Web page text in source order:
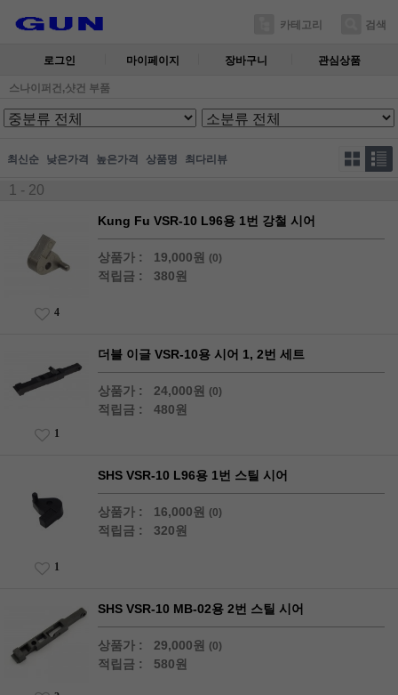
카테고리 검색
로그인 마이페이지 장바구니 관심상품
스나이퍼건,샷건 부품
최신순 낮은가격 높은가격 상품명 최다리뷰
1 - 20
Kung Fu VSR-10 L96용 1번 강철 시어
상품가 : 19,000원 (0)
적립금 : 380원
4
더블 이글 VSR-10용 시어 1, 2번 세트
상품가 : 24,000원 (0)
적립금 : 480원
1
SHS VSR-10 L96용 1번 스틸 시어
상품가 : 16,000원 (0)
적립금 : 320원
1
SHS VSR-10 MB-02용 2번 스틸 시어
상품가 : 29,000원 (0)
적립금 : 580원